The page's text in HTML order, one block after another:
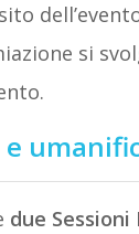
si
due Sessioni